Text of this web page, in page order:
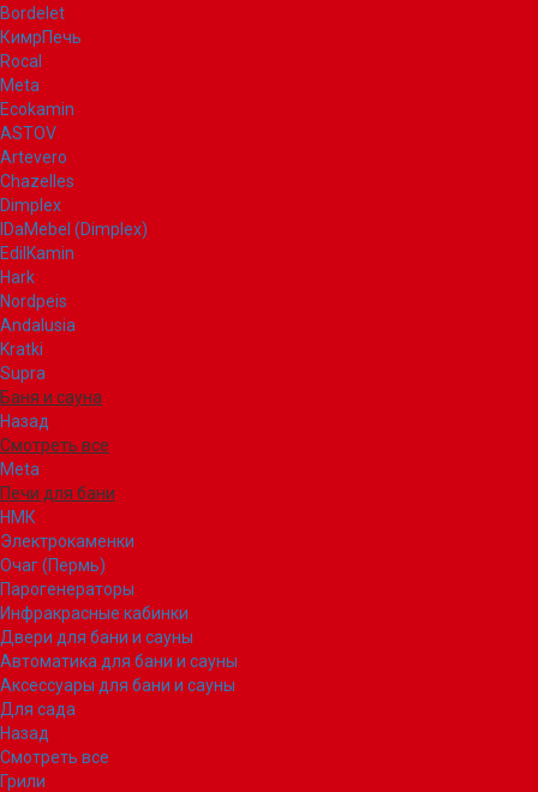
Bordelet
КимрПечь
Rocal
Meta
Ecokamin
ASTOV
Artevero
Chazelles
Dimplex
IDaMebel (Dimplex)
EdilKamin
Hark
Nordpeis
Andalusia
Kratki
Supra
Баня и сауна
Назад
Смотреть все
Meta
Печи для бани
НМК
Электрокаменки
Очаг (Пермь)
Парогенераторы
Инфракрасные кабинки
Двери для бани и сауны
Автоматика для бани и сауны
Аксессуары для бани и сауны
Для сада
Назад
Смотреть все
Грили